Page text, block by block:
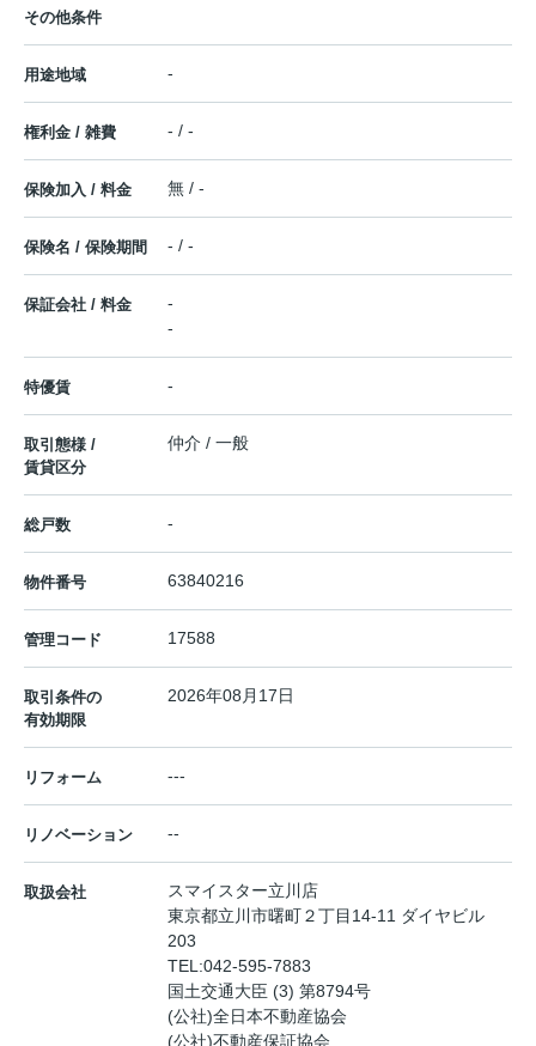
その他条件
用途地域 -
権利金 / 雑費 - / -
保険加入 / 料金 無 / -
保険名 / 保険期間 - / -
保証会社 / 料金
-
-
特優賃 -
取引態様 /
賃貸区分
仲介 / 一般
総戸数 -
物件番号 63840216
管理コード 17588
取引条件の
有効期限
2026年08月17日
リフォーム ---
リノベーション --
取扱会社
スマイスター立川店
東京都立川市曙町２丁目14-11 ダイヤビル
203
TEL:042-595-7883
国土交通大臣 (3) 第8794号
(公社)全日本不動産協会
(公社)不動産保証協会